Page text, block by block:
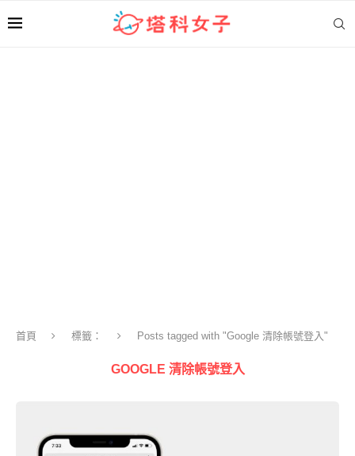
首頁 標籤： Posts tagged with "Google 清除帳號登入"
GOOGLE 清除帳號登入